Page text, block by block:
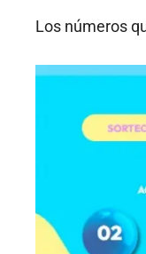
Los números